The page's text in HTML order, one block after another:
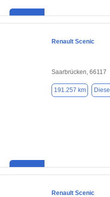
Renault Scenic
Saarbrücken, 66117
191.257 km Diesel
Renault Scenic